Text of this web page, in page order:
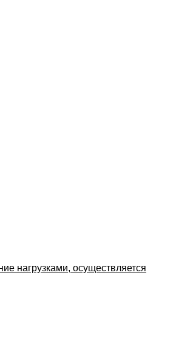
нагрузками, осуществляется